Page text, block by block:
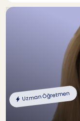
Uzman Öğretmen